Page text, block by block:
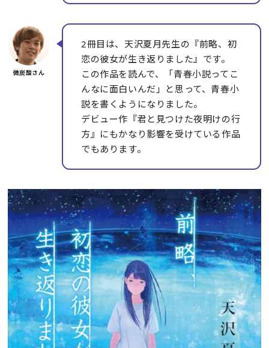
2冊目は、天沢夏月先生の『前略、初
恋の彼女が生き返りました』です。
この作品を読んで、「青春小説ってこ
んなに面白いんだ」と思って、青春小
説を書くようになりました。
デビュー作『君と見つけた夜明けの行
方』にもかなり影響を受けている作品
でもあります。